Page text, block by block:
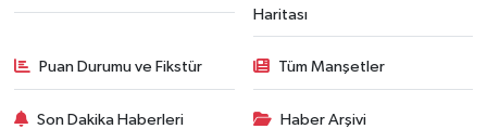
Haritası
Puan Durumu ve Fikstür Tüm Manşetler
Son Dakika Haberleri Haber Arşivi